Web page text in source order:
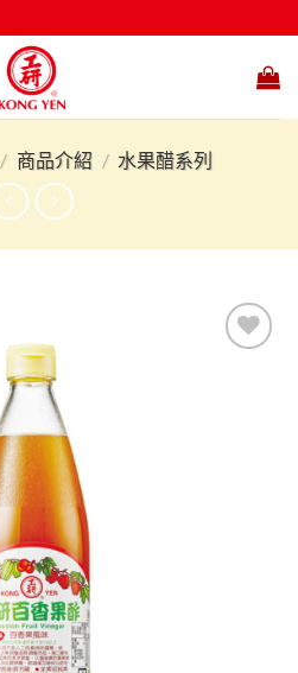
/ 商品介紹 / 水果醋系列